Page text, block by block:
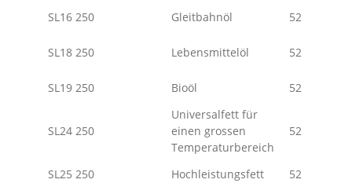
SL16 250 Gleitbahnöl 52
SL18 250 Lebensmittelöl 52
SL19 250 Bioöl 52
SL24 250
Universalfett für
einen grossen
Temperaturbereich
52
SL25 250 Hochleistungsfett 52